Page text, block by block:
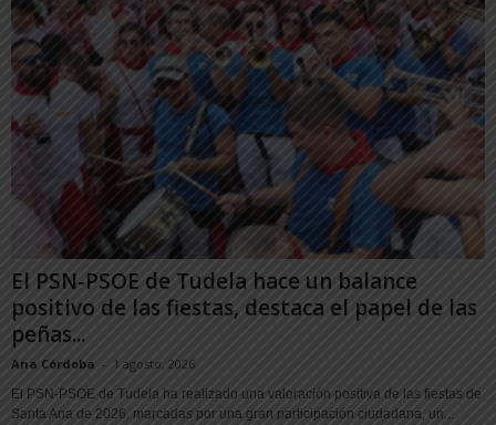
El PSN-PSOE de Tudela hace un balance
positivo de las fiestas, destaca el papel de las
peñas...
Ana Córdoba - 1 agosto, 2026
El PSN-PSOE de Tudela ha realizado una valoración positiva de las fiestas de
Santa Ana de 2026, marcadas por una gran participación ciudadana, un...